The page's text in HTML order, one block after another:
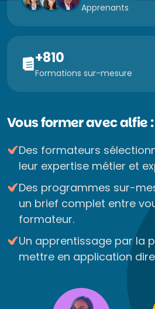
Apprenants
+810
Formations sur-mesure
Vous former avec alfie :
Des formateurs
leur expertise métier et
Des programmes sur-
un brief complet entre
formateur.
Un apprentissage par la
mettre en application